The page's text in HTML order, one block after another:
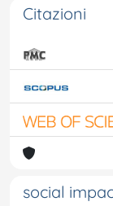
Citazioni
social